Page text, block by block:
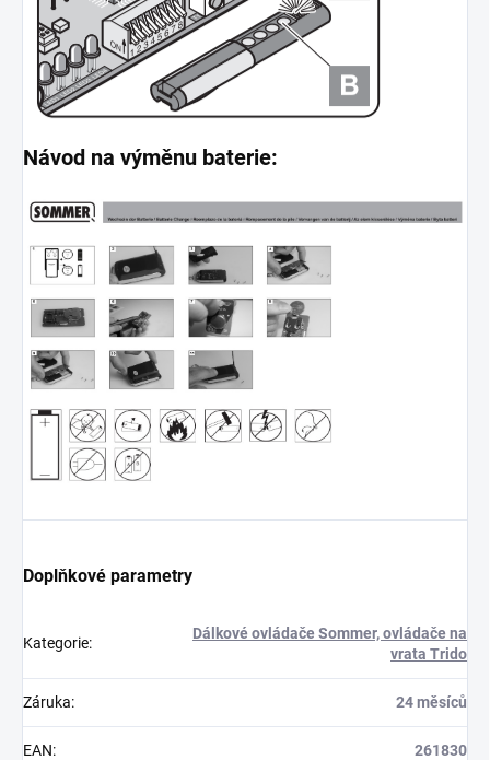
Návod na výměnu baterie:
Doplňkové parametry
Kategorie:
Dálkové ovládače Sommer, ovládače na
vrata Trido
Záruka: 24 měsíců
EAN: 261830